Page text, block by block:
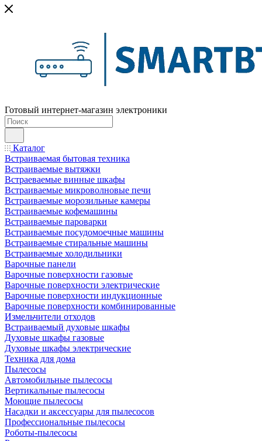
Готовый интернет-магазин электроники
Каталог
Встраиваемая бытовая техника
Встраиваемые вытяжки
Встраеваемые винные шкафы
Встраиваемые микроволновые печи
Встраиваемые морозильные камеры
Встраиваемые кофемашины
Встраиваемые пароварки
Встраиваемые посудомоечные машины
Встраиваемые стиральные машины
Встраиваемые холодильники
Варочные панели
Варочные поверхности газовые
Варочные поверхности электрические
Варочные поверхности индукционные
Варочные поверхности комбинированные
Измельчители отходов
Встраиваемый духовые шкафы
Духовые шкафы газовые
Духовые шкафы электрические
Техника для дома
Пылесосы
Автомобильные пылесосы
Вертикальные пылесосы
Моющие пылесосы
Насадки и аксессуары для пылесосов
Профессиональные пылесосы
Роботы-пылесосы